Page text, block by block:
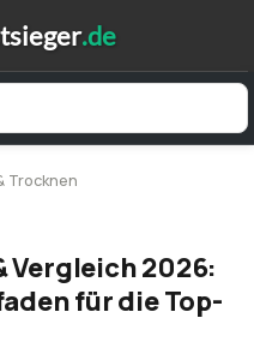
Trocknen
Vergleich 2026:
für die Top-